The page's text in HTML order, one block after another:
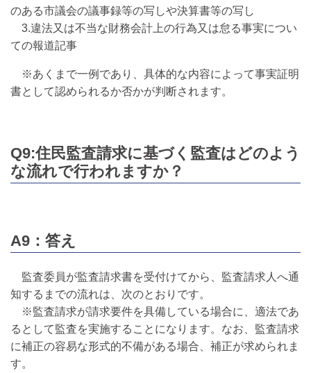
のある市議会の議事録等の写しや決算書等の写し
3.違法又は不当な財務会計上の行為又は怠る事実につい
ての報道記事
※あくまで一例であり、具体的な内容によって事実証明
書として認められるか否かが判断されます。
Q9:住民監査請求に基づく監査はどのよう
な流れで行われますか？
A9：答え
監査委員が監査請求書を受付けてから、監査請求人へ通
知するまでの流れは、次のとおりです。
※監査請求が請求要件を具備している場合に、適法であ
るとして監査を実施することになります。なお、監査請求
に補正の容易な形式的不備がある場合、補正が求められま
す。